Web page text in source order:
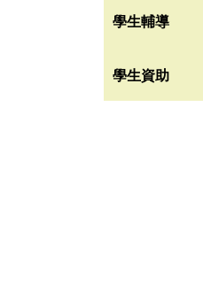
學生輔導
學生資助